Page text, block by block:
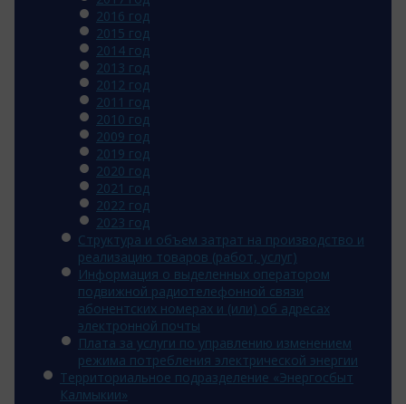
2016 год
2015 год
2014 год
2013 год
2012 год
2011 год
2010 год
2009 год
2019 год
2020 год
2021 год
2022 год
2023 год
Структура и объем затрат на производство и
реализацию товаров (работ, услуг)
Информация о выделенных оператором
подвижной радиотелефонной связи
абонентских номерах и (или) об адресах
электронной почты
Плата за услуги по управлению изменением
режима потребления электрической энергии
Территориальное подразделение «Энергосбыт
Калмыкии»